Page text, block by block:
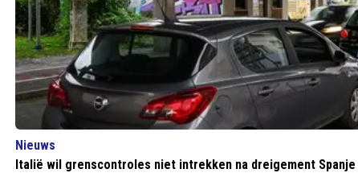
Nieuws
Italië wil grenscontroles niet intrekken na dreigement Spanje